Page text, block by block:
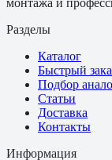
монтажа и
Разделы
Каталог
Быстрый
Подбор
Статьи
Доставка
Контакты
Информация